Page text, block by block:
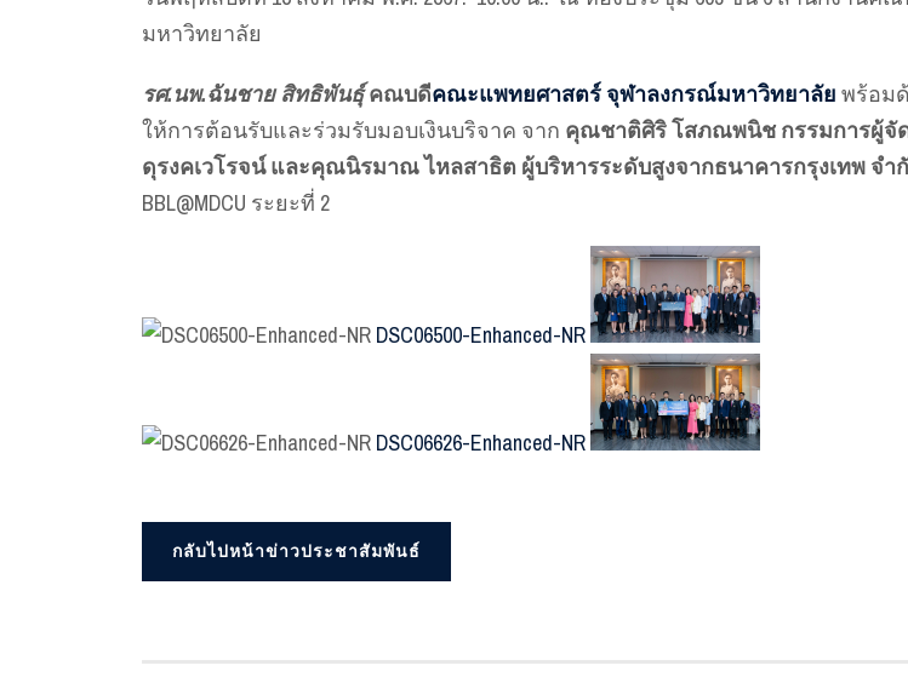
มหาวิทยาลัย
รศ.นพ.ฉันชาย สิทธิพันธุ์คณบดีคณะแพทยศาสตร์ จุฬาลงกรณ์มหาวิทยาลัย พร้อม
ให้การต้อนรับและร่วมรับมอบเงินบริจาค จาก คุณชาติศิริ โสภณพนิช กรรมการผู้จั
ดุรงคเวโรจน์ และคุณนิรมาณ ไหลสาธิต ผู้บริหารระดับสูงจากธนาคารกรุงเทพ จำ
BBL@MDCU ระยะที่ 2
DSC06500-Enhanced-NR
DSC06626-Enhanced-NR
กลับไปหน้าข่าวประชาสัมพันธ์